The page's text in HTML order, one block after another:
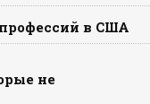
в США
не